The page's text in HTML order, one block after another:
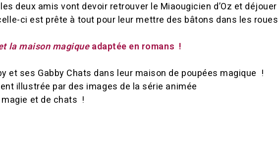
deux amis vont devoir retrouver le Miaougicien d’Oz et déjouer
ci est prête à tout pour leur mettre des bâtons dans les
la maison magique adaptée en romans !
et ses Gabby Chats dans leur maison de poupées magique !
illustrée par des images de la série animée
et de chats !